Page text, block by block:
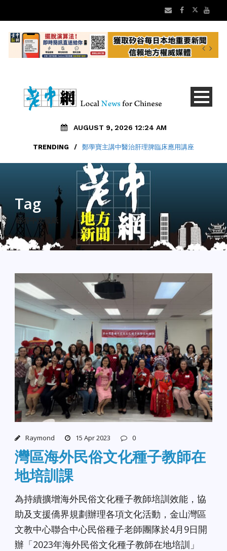
AUGUST 9, 2026 12:24 AM
TRENDING / 鄭學寶主講中醫治肝理脾臨床應用講座
Tag
矽谷中文報紙
Raymond 15 Apr 2023 0
灣區海外民俗文化種子教師在
地培訓課
為持續擴增海外民俗文化種子教師培訓效能，協
助及支援僑界規劃辦理各項文化活動，金山灣區
文教中心聯合中心民俗種子老師團隊於4月9日開
辦「2023年海外民俗文化種子教師在地培訓」